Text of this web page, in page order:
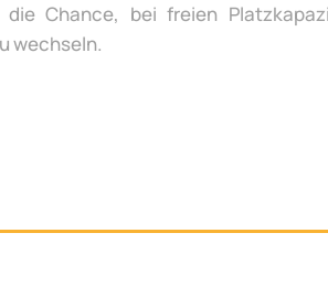
Chance, bei freien
wechseln.